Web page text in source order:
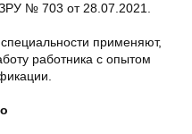
№ 703 от 28.07.2021.
применяют,
работника с опытом